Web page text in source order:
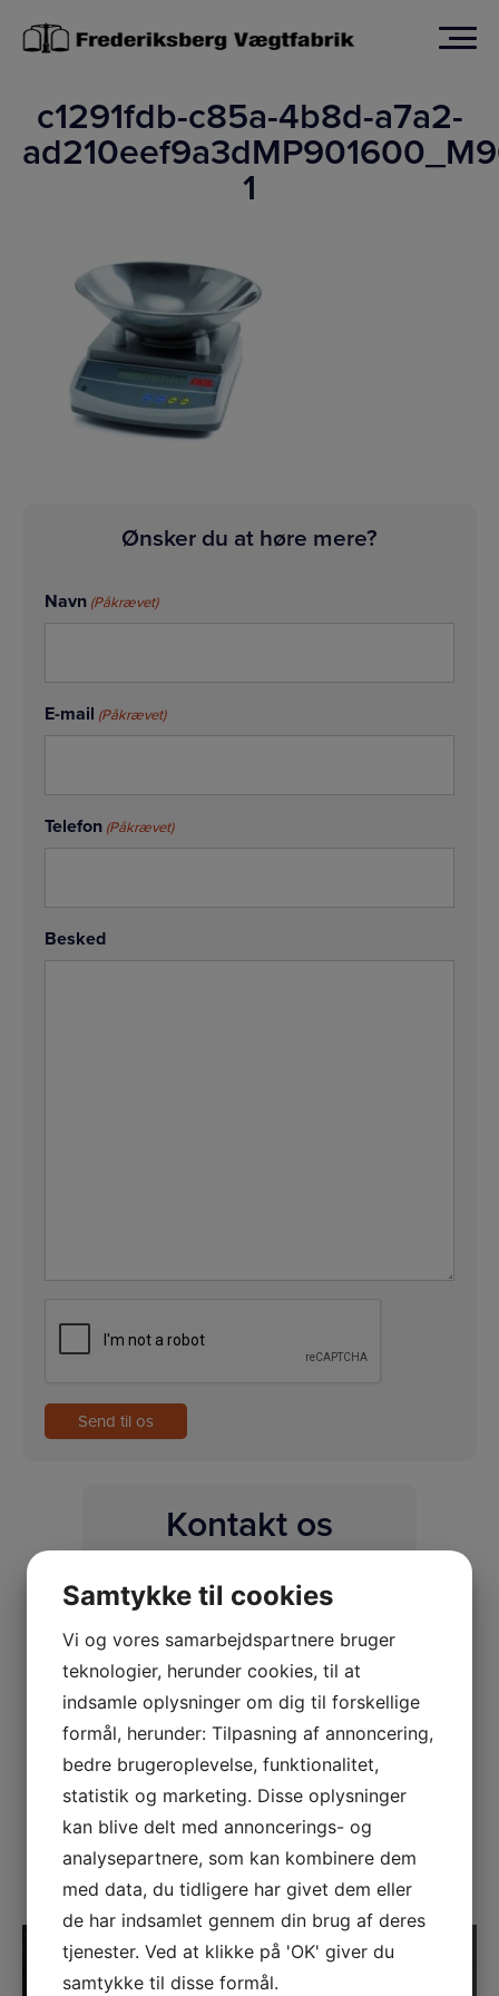
indholdet
c1291fdb-c85a-4b8d-a7a2-
1
Ønsker du at høre mere?
Navn (Påkrævet)
E-mail (Påkrævet)
Telefon (Påkrævet)
Besked
Kontakt os
telefon, eller via formularen her på siden.
Ring på +45 33 24 02 10
Send en e-mail
Showroom
Kig forbi og prøv vores Tanita vægte i vores
showroom i Søborg.
Find vej
Samtykke til cookies
Vi og vores samarbejdspartnere bruger
teknologier, herunder cookies, til at
indsamle oplysninger om dig til forskellige
formål, herunder: Tilpasning af annoncering,
bedre brugeroplevelse, funktionalitet,
statistik og marketing. Disse oplysninger
kan blive delt med annoncerings- og
analysepartnere, som kan kombinere dem
med data, du tidligere har givet dem eller
de har indsamlet gennem din brug af deres
tjenester. Ved at klikke på 'OK' giver du
samtykke til disse formål.